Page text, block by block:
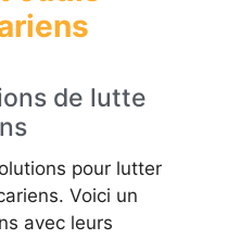
de lutte
pour lutter
Voici un
avec leurs